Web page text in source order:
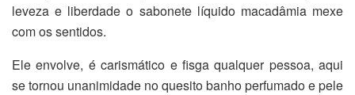
leveza e liberdade o sabonete líquido macadâmia mexe
com os sentidos.
Ele envolve, é carismático e fisga qualquer pessoa, aqui
se tornou unanimidade no quesito banho perfumado e pele